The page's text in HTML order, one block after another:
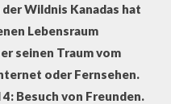
Wildnis Kanadas hat
Lebensraum
seinen Traum vom
oder Fernsehen.
Besuch von Freunden.